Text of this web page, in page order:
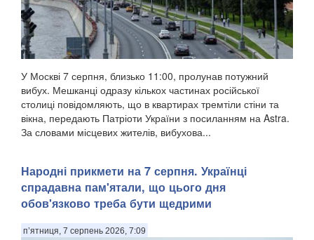
У Москві 7 серпня, близько 11:00, пролунав потужний
вибух. Мешканці одразу кількох частинах російської
столиці повідомляють, що в квартирах тремтіли стіни та
вікна, передають Патріоти України з посиланням на Astra.
За словами місцевих жителів, вибухова...
Народні прикмети на 7 серпня. Українці
спрадавна пам'ятали, що цього дня
обов'язково треба бути щедрими
п’ятниця, 7 серпень 2026, 7:09